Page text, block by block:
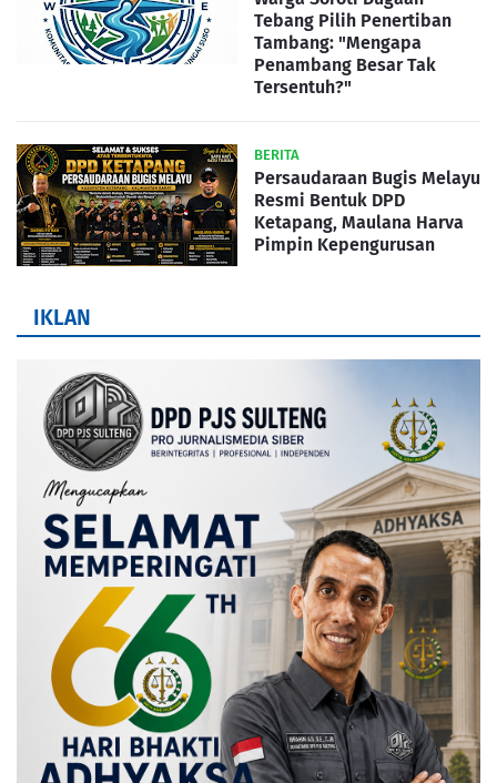
Tebang Pilih Penertiban
Tambang: "Mengapa
Penambang Besar Tak
Tersentuh?"
BERITA
Persaudaraan Bugis Melayu
Resmi Bentuk DPD
Ketapang, Maulana Harva
Pimpin Kepengurusan
IKLAN